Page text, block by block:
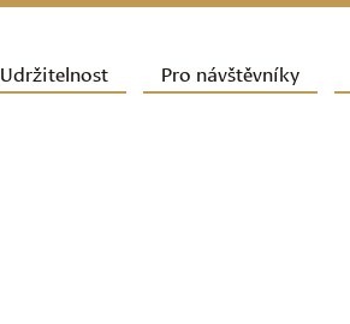
Udržitelnost Pro návštěvníky